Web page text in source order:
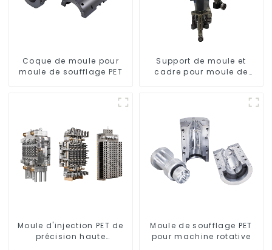
Coque de moule pour
moule de soufflage PET
Support de moule et
cadre pour moule de
Moule d'injection PET de
précision haute
Moule de soufflage PET
pour machine rotative